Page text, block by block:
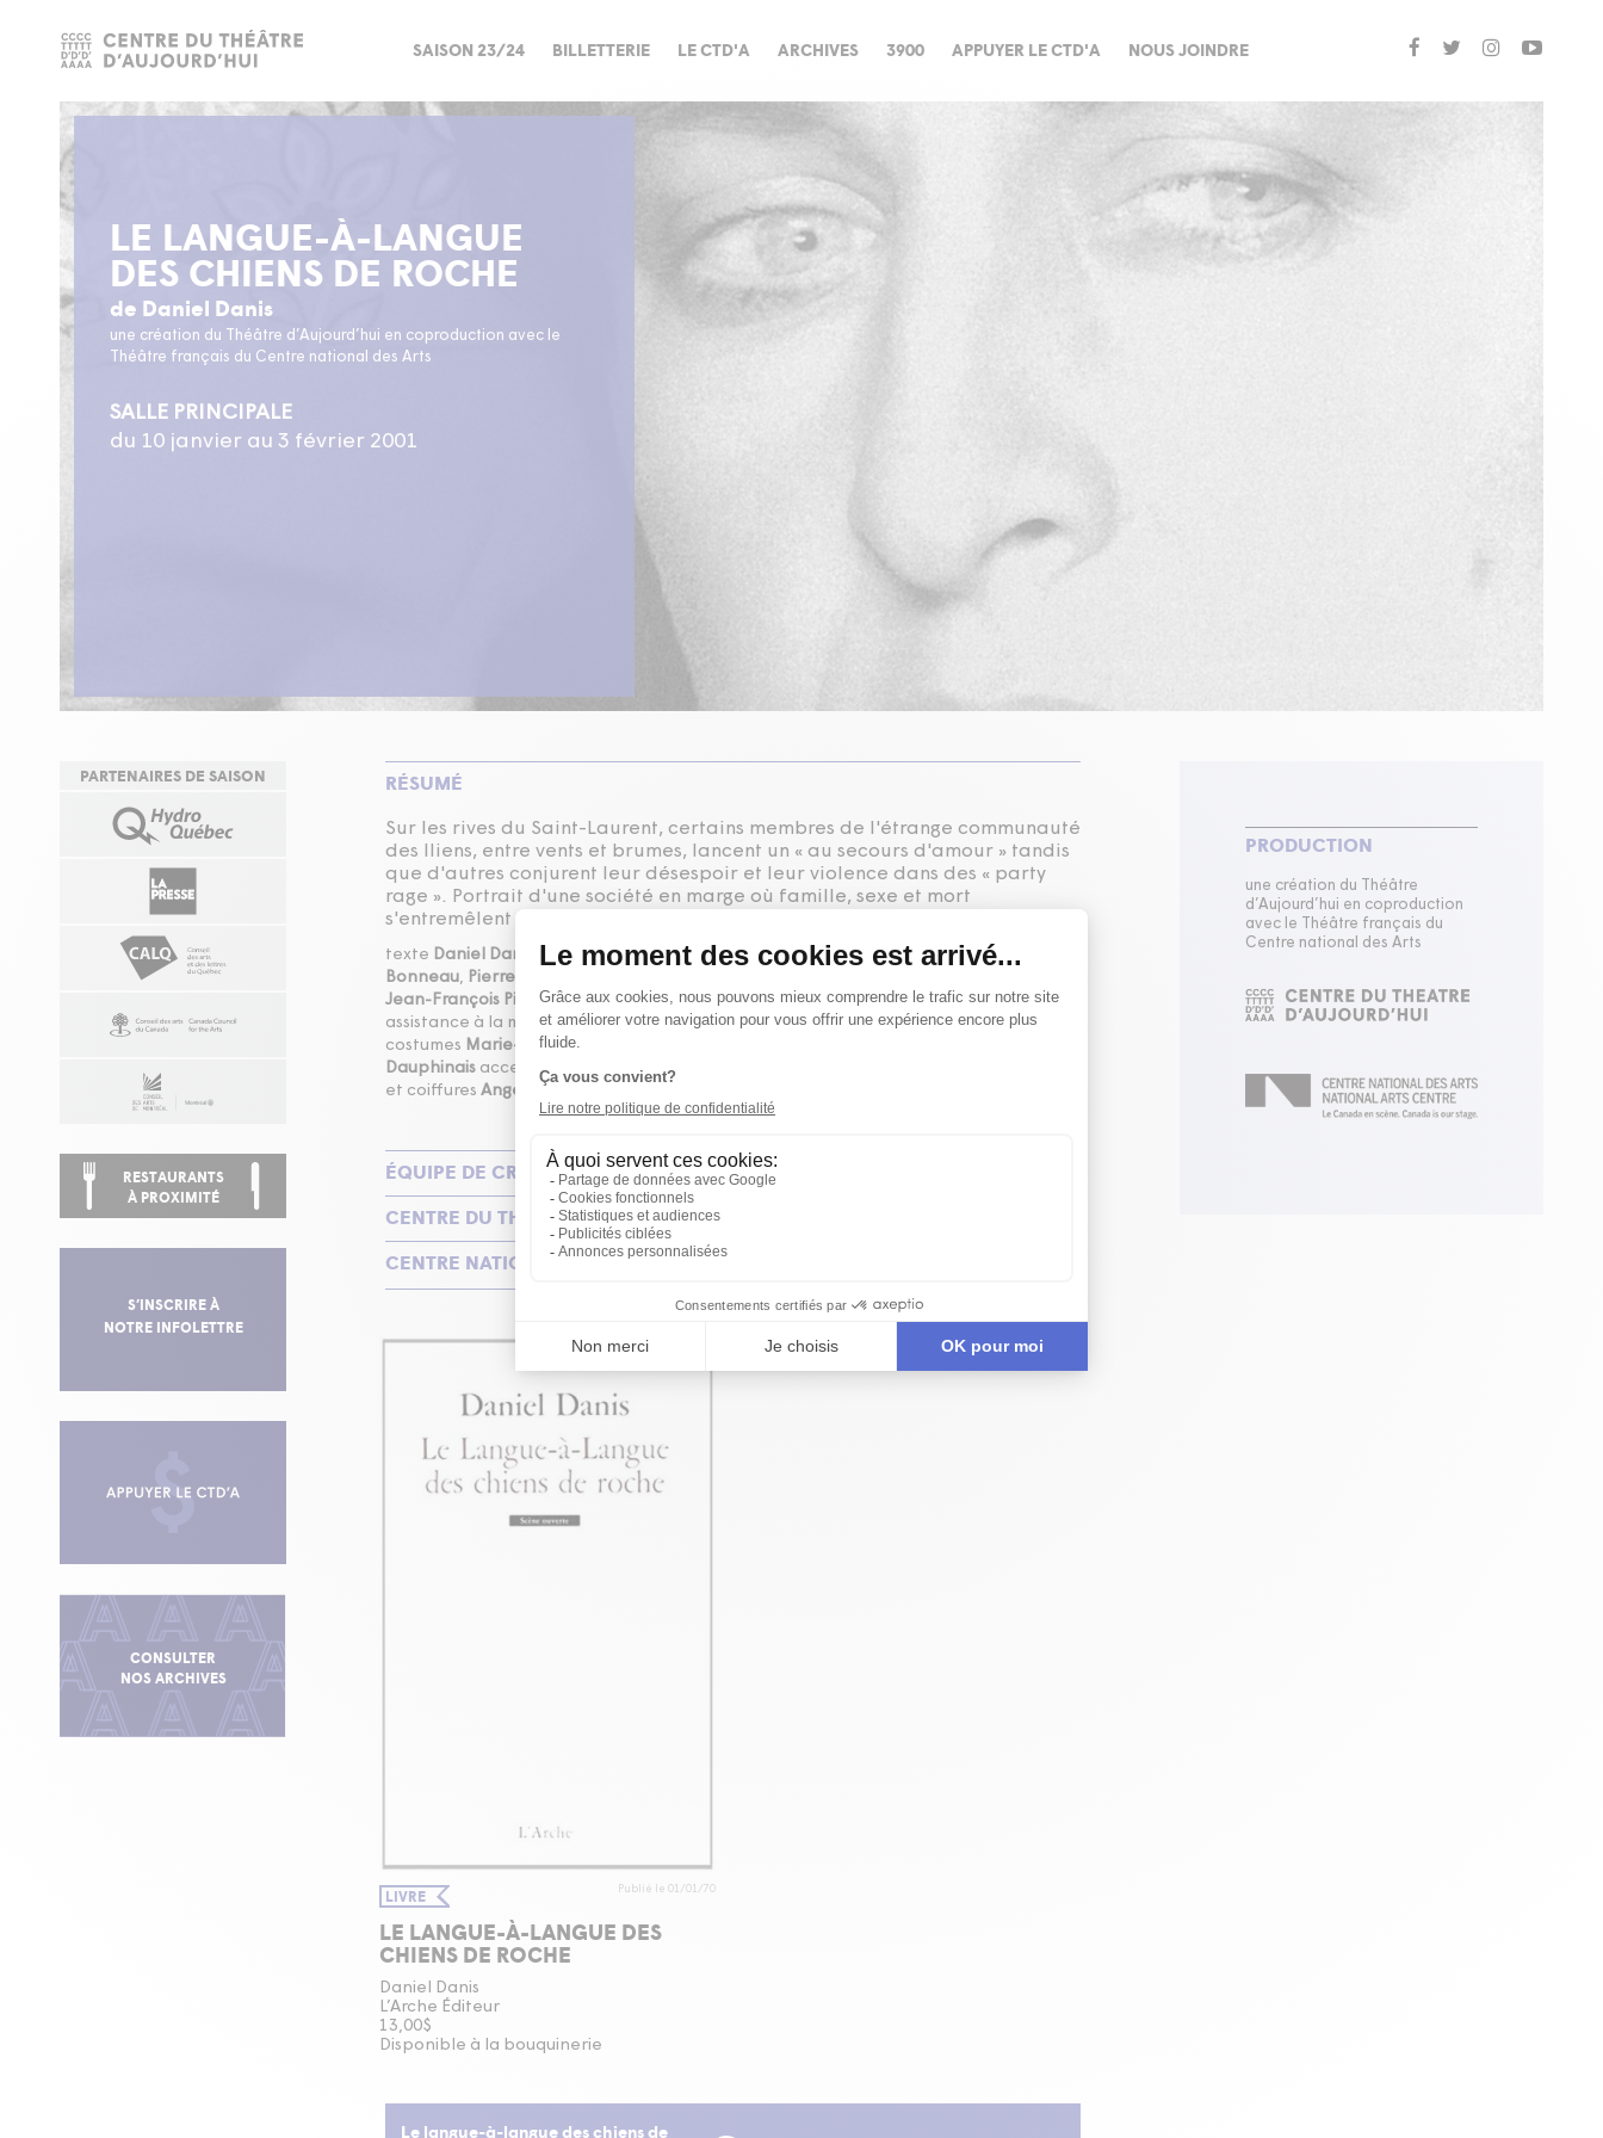
SAISON 23/24 BILLETTERIE LE CTD'A ARCHIVES 3900 APPUYER LE CTD'A NOUS JOINDRE
LE LANGUE-À-LANGUE
DES CHIENS DE ROCHE
de Daniel Danis
une création du Théâtre d’Aujourd’hui en coproduction avec le
Théâtre français du Centre national des Arts
SALLE PRINCIPALE
du 10 janvier au 3 février 2001
PARTENAIRES DE SAISON
RESTAURANTS
À PROXIMITÉ
S’INSCRIRE À
NOTRE INFOLETTRE
CONSULTER
NOS ARCHIVES
RÉSUMÉ
Sur les rives du Saint-Laurent, certains membres de l'étrange communauté
des Iliens, entre vents et brumes, lancent un « au secours d'amour » tandis
que d'autres conjurent leur désespoir et leur violence dans des « party
rage ». Portrait d'une société en marge où famille, sexe et mort
s'entremêlent dans un chant troublant et sensuel.
texte Daniel Danis mise en scèneRené Richard Cyr interprétation Catherine
Bonneau, Pierre Collin
Jean-François Pichette, Dominique Quesnel,Sébastien Rajotte,Isabelle Roy
assistance à la mise en scène et régieNicolas Rollin scénographieFrançois Vincent
costumes Marie-Pierre Fleury
Dauphinais accessoires Louis Dandonneau
et coiffures Angelo Barsetti
ÉQUIPE DE CRÉATION
CENTRE DU THÉÂTRE D'AUJOURD'HUI
CENTRE NATIONAL DES ARTS
LIVRE Publié le 01/01/70
LE LANGUE-À-LANGUE DES
CHIENS DE ROCHE
Daniel Danis
L’Arche Éditeur
13,00$
Disponible à la bouquinerie
Le langue-à-langue des chiens de
PRODUCTION
une création du Théâtre
d’Aujourd’hui en coproduction
avec le Théâtre français du
Centre national des Arts